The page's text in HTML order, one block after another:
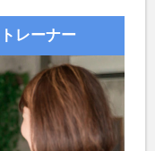
トレーナー